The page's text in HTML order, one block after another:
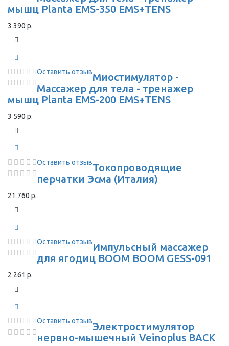
мышц Planta EMS-350 EMS+TENS
3 390 р.
Оставить отзывМиостимулятор -
Массажер для тела - тренажер
мышц Planta EMS-200 EMS+TENS
3 590 р.
Оставить отзывТокопроводящие
перчатки Эсма (Италия)
21 760 р.
Оставить отзывИмпульсный массажер
для ягодиц BOOM BOOM GESS-091
2 261 р.
Оставить отзывЭлектростимулятор
нервно-мышечный Veinoplus BACK